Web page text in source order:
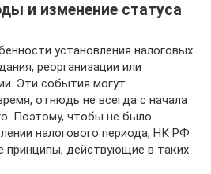
и изменение статуса
установления налоговых
реорганизации или
Эти события могут
отнюдь не всегда с начала
Поэтому, чтобы не было
налогового периода, НК РФ
принципы, действующие в таких